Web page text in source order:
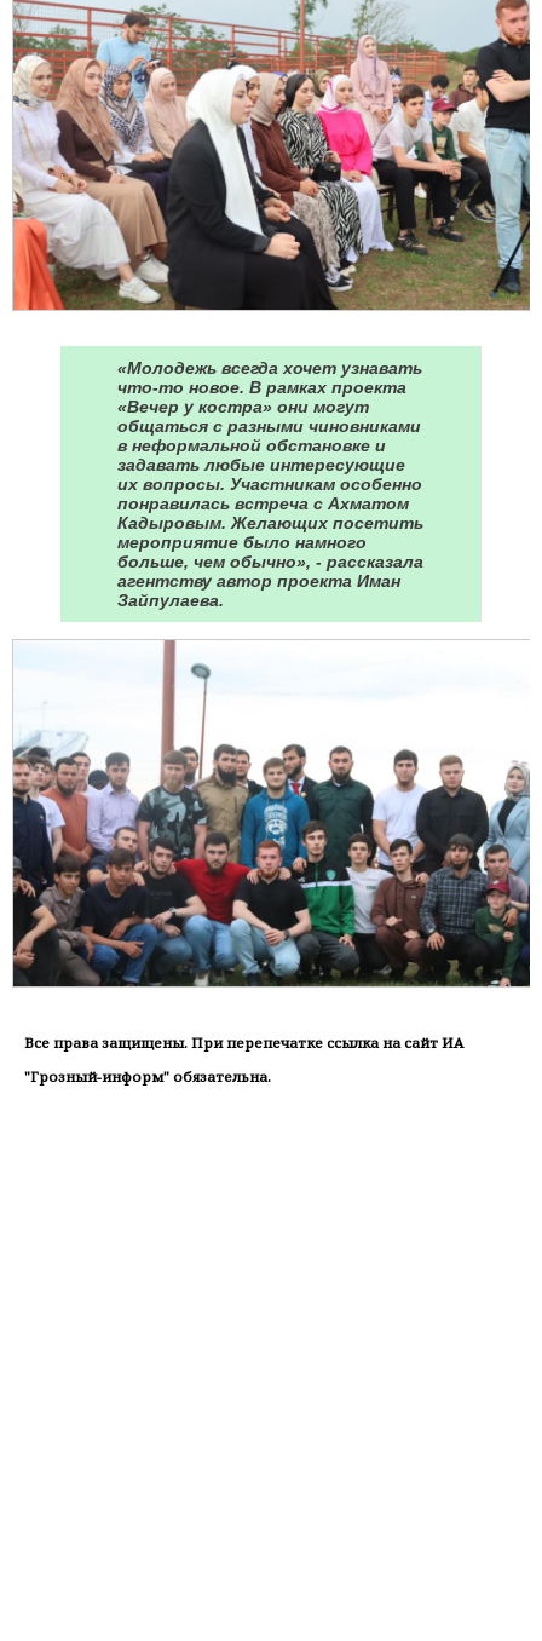
«Молодежь всегда хочет узнавать
что-то новое. В рамках проекта
«Вечер у костра» они могут
общаться с разными чиновниками
в неформальной обстановке и
задавать любые интересующие
их вопросы. Участникам особенно
понравилась встреча с Ахматом
Кадыровым. Желающих посетить
мероприятие было намного
больше, чем обычно», - рассказала
агентству автор проекта Иман
Зайпулаева.
Все права защищены. При перепечатке ссылка на сайт ИА
"Грозный-информ" обязательна.